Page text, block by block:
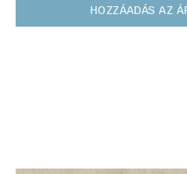
HOZZÁADÁS AZ